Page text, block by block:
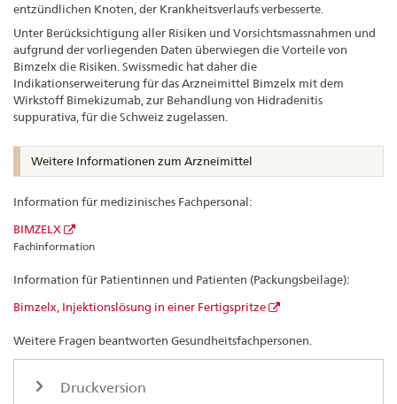
entzündlichen Knoten, der Krankheitsverlaufs verbesserte.
Unter Berücksichtigung aller Risiken und Vorsichtsmassnahmen und
aufgrund der vorliegenden Daten überwiegen die Vorteile von
Bimzelx die Risiken. Swissmedic hat daher die
Indikationserweiterung für das Arzneimittel Bimzelx mit dem
Wirkstoff Bimekizumab, zur Behandlung von Hidradenitis
suppurativa, für die Schweiz zugelassen.
Weitere Informationen zum Arzneimittel
Information für medizinisches Fachpersonal:
BIMZELX
Fachinformation
Information für Patientinnen und Patienten (Packungsbeilage):
Bimzelx, Injektionslösung in einer Fertigspritze
Weitere Fragen beantworten Gesundheitsfachpersonen.
Druckversion